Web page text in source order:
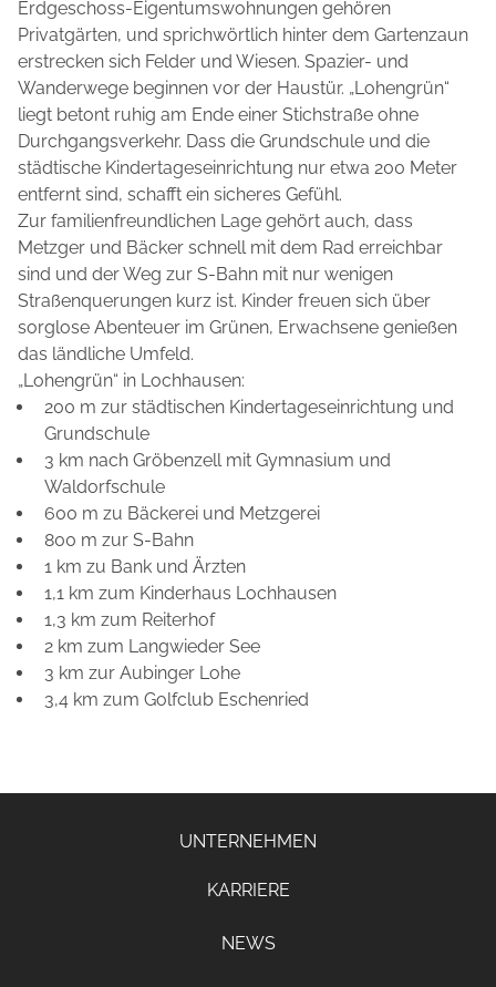
Erdgeschoss-Eigentumswohnungen gehören
Privatgärten, und sprichwörtlich hinter dem Gartenzaun
erstrecken sich Felder und Wiesen. Spazier- und
Wanderwege beginnen vor der Haustür. „Lohengrün“
liegt betont ruhig am Ende einer Stichstraße ohne
Durchgangsverkehr. Dass die Grundschule und die
städtische Kindertageseinrichtung nur etwa 200 Meter
entfernt sind, schafft ein sicheres Gefühl.
Zur familienfreundlichen Lage gehört auch, dass
Metzger und Bäcker schnell mit dem Rad erreichbar
sind und der Weg zur S-Bahn mit nur wenigen
Straßenquerungen kurz ist. Kinder freuen sich über
sorglose Abenteuer im Grünen, Erwachsene genießen
das ländliche Umfeld.
„Lohengrün“ in Lochhausen:
200 m zur städtischen Kindertageseinrichtung und
Grundschule
3 km nach Gröbenzell mit Gymnasium und
Waldorfschule
600 m zu Bäckerei und Metzgerei
800 m zur S-Bahn
1 km zu Bank und Ärzten
1,1 km zum Kinderhaus Lochhausen
1,3 km zum Reiterhof
2 km zum Langwieder See
3 km zur Aubinger Lohe
3,4 km zum Golfclub Eschenried
UNTERNEHMEN
KARRIERE
NEWS